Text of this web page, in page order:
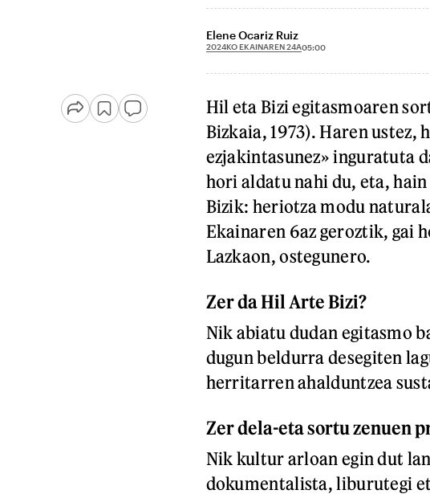
Elene Ocariz Ruiz
2024KO EKAINAREN 24A05:00
Hil eta Bizi egitasmoaren
Bizkaia, 1973). Haren ustez,
ezjakintasunez» inguratuta
hori aldatu nahi du, eta,
Bizik: heriotza modu
Ekainaren 6az geroztik, gai
Lazkaon, ostegunero.
Zer da Hil Arte Bizi?
Nik abiatu dudan egitasmo
dugun beldurra desegiten
herritarren ahalduntzea
Zer dela-eta sortu zenuen
Nik kultur arloan egin dut
dokumentalista, liburutegi